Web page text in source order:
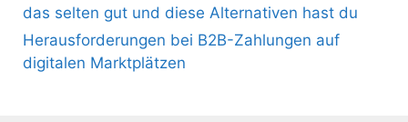
das selten gut und diese Alternativen hast du
Herausforderungen bei B2B-Zahlungen auf
digitalen Marktplätzen